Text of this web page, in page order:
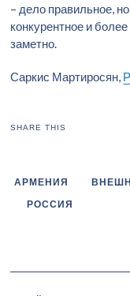
– дело правильное,
конкурентное и
заметно.
Саркис Мартиросян,
SHARE THIS
АРМЕНИЯ
РОССИЯ